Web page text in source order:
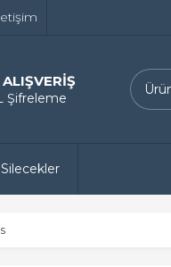
Şifreleme
Silecekler